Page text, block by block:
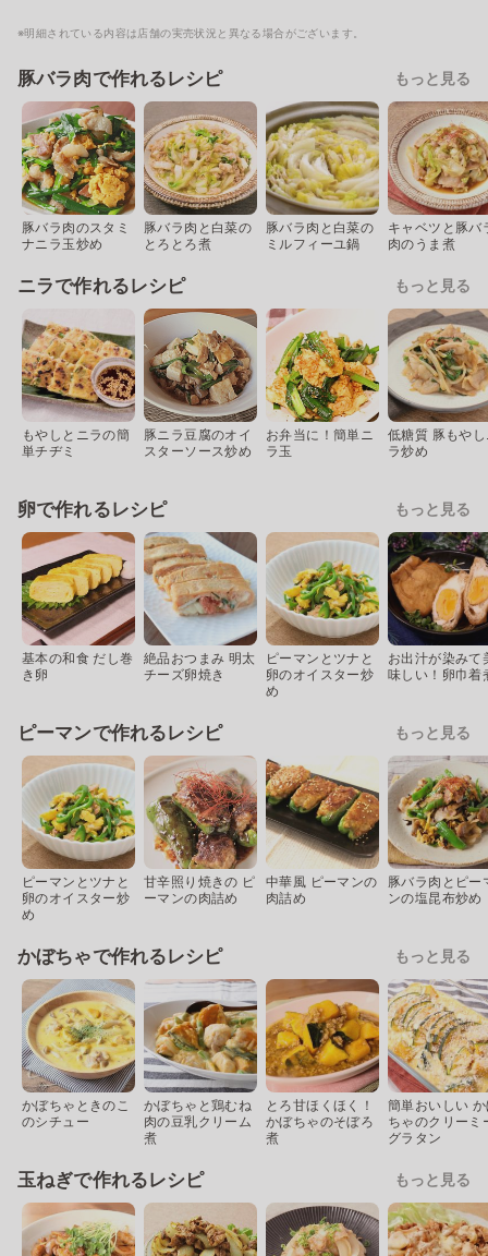
※明細されている内容は店舗の実売状況と異なる場合がございます。
豚バラ肉で作れるレシピ もっと見る
豚バラ肉のスタミ
ナニラ玉炒め
豚バラ肉と白菜の
とろとろ煮
豚バラ肉と白菜の
ミルフィーユ鍋
キャベツと豚バ
肉のうま煮
ニラで作れるレシピ もっと見る
もやしとニラの簡
単チヂミ
豚ニラ豆腐のオイ
スターソース炒め
お弁当に！簡単ニ
ラ玉
低糖質 豚もや
ラ炒め
卵で作れるレシピ もっと見る
基本の和食 だし巻
き卵
絶品おつまみ 明太
チーズ卵焼き
ピーマンとツナと
卵のオイスター炒
め
お出汁が染みて
味しい！卵巾着
ピーマンで作れるレシピ もっと見る
ピーマンとツナと
卵のオイスター炒
め
甘辛照り焼きの ピ
ーマンの肉詰め
中華風 ピーマンの
肉詰め
豚バラ肉とピー
ンの塩昆布炒め
かぼちゃで作れるレシピ もっと見る
かぼちゃときのこ
のシチュー
かぼちゃと鶏むね
肉の豆乳クリーム
煮
とろ甘ほくほく！
かぼちゃのそぼろ
煮
簡単おいしい
ちゃのクリーミ
グラタン
玉ねぎで作れるレシピ もっと見る